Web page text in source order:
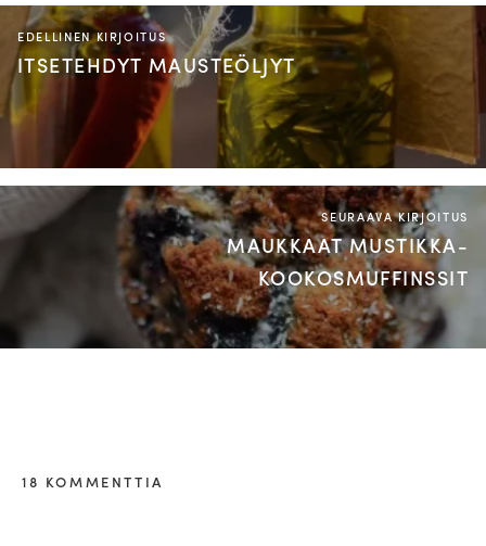
EDELLINEN KIRJOITUS
ITSETEHDYT MAUSTEÖLJYT
SEURAAVA KIRJOITUS
MAUKKAAT MUSTIKKA-
KOOKOSMUFFINSSIT
18 KOMMENTTIA